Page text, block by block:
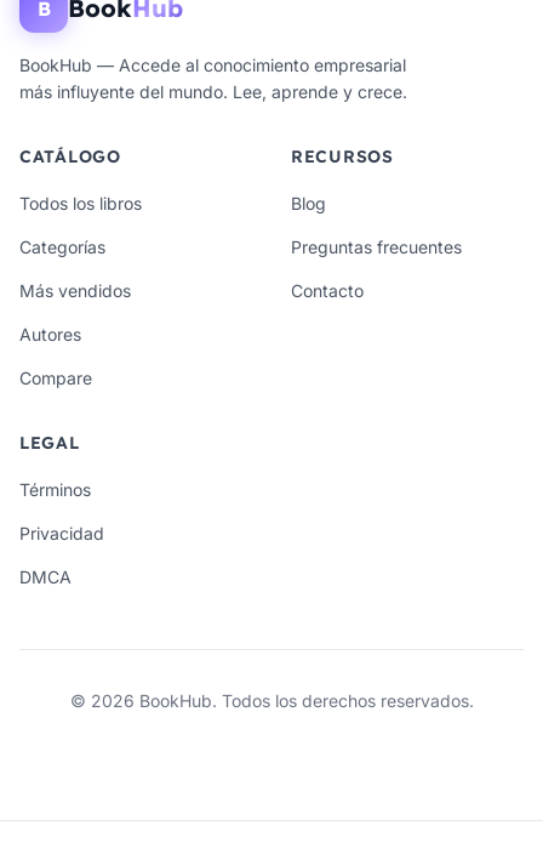
B BookHub
BookHub — Accede al conocimiento empresarial
más influyente del mundo. Lee, aprende y crece.
CATÁLOGO
Todos los libros
Categorías
Más vendidos
Autores
Compare
RECURSOS
Blog
Preguntas frecuentes
Contacto
LEGAL
Términos
Privacidad
DMCA
© 2026 BookHub. Todos los derechos reservados.